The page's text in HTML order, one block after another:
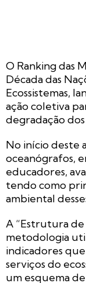
O Ranking das
Década das
Ecossistemas,
ação coletiva
degradação
No início deste
oceanógrafos,
educadores,
tendo como
ambiental
A “Estrutura de
metodologia
indicadores
serviços do
um esquema